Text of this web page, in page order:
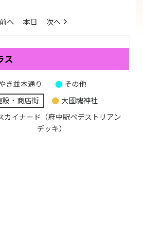
前へ 本日 次へ
ス
き並木通り
その他
設・商店街
大國魂神社
カイナード（府中駅ペデストリアン
デッキ）